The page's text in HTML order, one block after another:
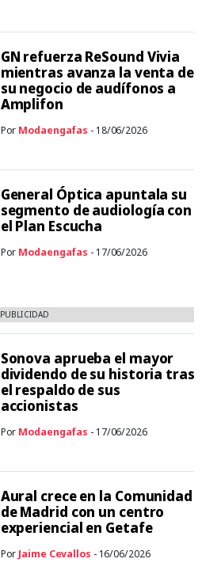
GN refuerza ReSound Vivia
mientras avanza la venta de
su negocio de audífonos a
Amplifon
Por Modaengafas - 18/06/2026
General Óptica apuntala su
segmento de audiología con
el Plan Escucha
Por Modaengafas - 17/06/2026
PUBLICIDAD
Sonova aprueba el mayor
dividendo de su historia tras
el respaldo de sus
accionistas
Por Modaengafas - 17/06/2026
Aural crece en la Comunidad
de Madrid con un centro
experiencial en Getafe
Por Jaime Cevallos - 16/06/2026